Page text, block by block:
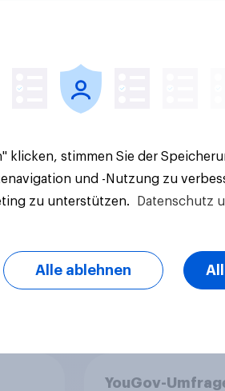
Neutralitäts- und
YouGov-
klicken, stimmen Sie der
und -Nutzung zu
zu unterstützen.
Datenschutz
Alle ablehnen